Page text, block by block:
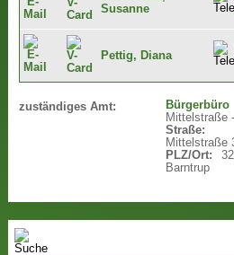
Susanne
Pettig, Diana
zuständiges Amt:
Bürgerbüro
Mittelstraße
Straße:
Mittelstraße
PLZ/Ort:
Barntrup